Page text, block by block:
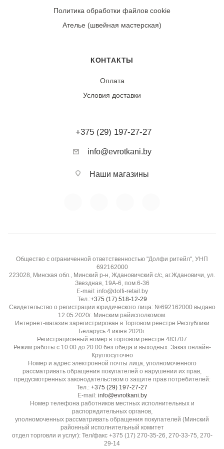
изнаночной стороны.
Практически не дает усадки (0-1%). Устойчива к
подвержена пиллингу, сохраняет четкость
геометрического рисунка на протяжении всего срока
Низкая
Гладкость / скользкость:
Может быть скользкой при раскрое, требует фиксации
Прозрачность:
Полупрозрачная (может потребоваться подкладка)
Устойчивость к пиллингу:
Очень высокая, не скатывается
Бренд / производитель:
Политика обработки файлов cookie
Ателье (швейная мастерская)
КОНТАКТЫ
Оплата
Условия доставки
+375 (29) 197-27-27
info@evrotkani.by
Наши магазины
Общество с ограниченной ответственностью "Долфи ритейл", УНП
692162000
223028, Минская обл., Минский р-н, Ждановичский с/с, аг.Ждановичи, ул.
Звездная, 19А-6, пом.6-36
E-mail: info@dolfi-retail.by
Тел.:+375 (17) 518-12-29
Свидетельство о регистрации юридического лица: №692162000 выдано
12.05.2020г. Минским райисполкомом.
Интернет-магазин зарегистрирован в Торговом реестре Республики
Беларусь 4 июня 2020г.
Регистрационный номер в торговом реестре:483707
Режим работы:с 10:00 до 20:00 без обеда и выходных. Заказ онлайн-
Круглосуточно
Номер и адрес электронной почты лица, уполномоченного
рассматривать обращения покупателей о нарушении их прав,
предусмотренных законодательством о защите прав потребителей:
Тел.: +375 (29) 197-27-27
E-mail: info@evrotkani.by
Номер телефона работников местных исполнительных и
распорядительных органов,
уполномоченных рассматривать обращения покупателей (Минский
районный исполнительный комитет
отдел торговли и услуг): Тел/факс +375 (17) 270-35-26, 270-33-75, 270-
29-14